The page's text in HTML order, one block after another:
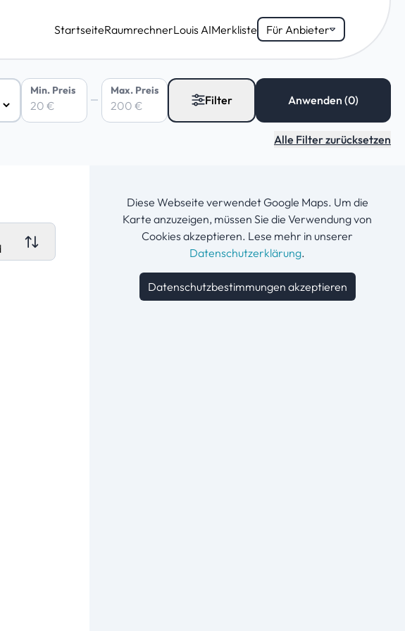
StartseiteRaumrechnerLouis AIMerkliste Für Anbieter
Min. Preis Max. Preis
Filter
Alle Filter zurücksetzen
Diese Webseite verwendet Google Maps. Um die
Karte anzuzeigen, müssen Sie die Verwendung von
Cookies akzeptieren. Lese mehr in unserer
Datenschutzerklärung.
Datenschutzbestimmungen akzeptieren